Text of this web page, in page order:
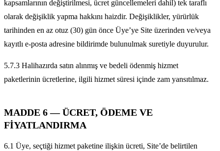
kapsamlarının değiştirilmesi, ücret güncellemeleri dahil) tek taraflı
olarak değişiklik yapma hakkını haizdir. Değişiklikler, yürürlük
tarihinden en az otuz (30) gün önce Üye’ye Site üzerinden ve/veya
kayıtlı e-posta adresine bildirimde bulunulmak suretiyle duyurulur.
5.7.3 Halihazırda satın alınmış ve bedeli ödenmiş hizmet
paketlerinin ücretlerine, ilgili hizmet süresi içinde zam yansıtılmaz.
MADDE 6 — ÜCRET, ÖDEME VE
FİYATLANDIRMA
6.1 Üye, seçtiği hizmet paketine ilişkin ücreti, Site’de belirtilen